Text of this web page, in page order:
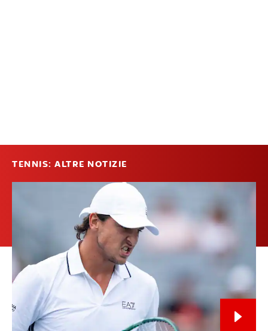
TENNIS: ALTRE NOTIZIE